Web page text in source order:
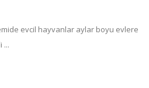
evcil hayvanlar aylar boyu evlere
...